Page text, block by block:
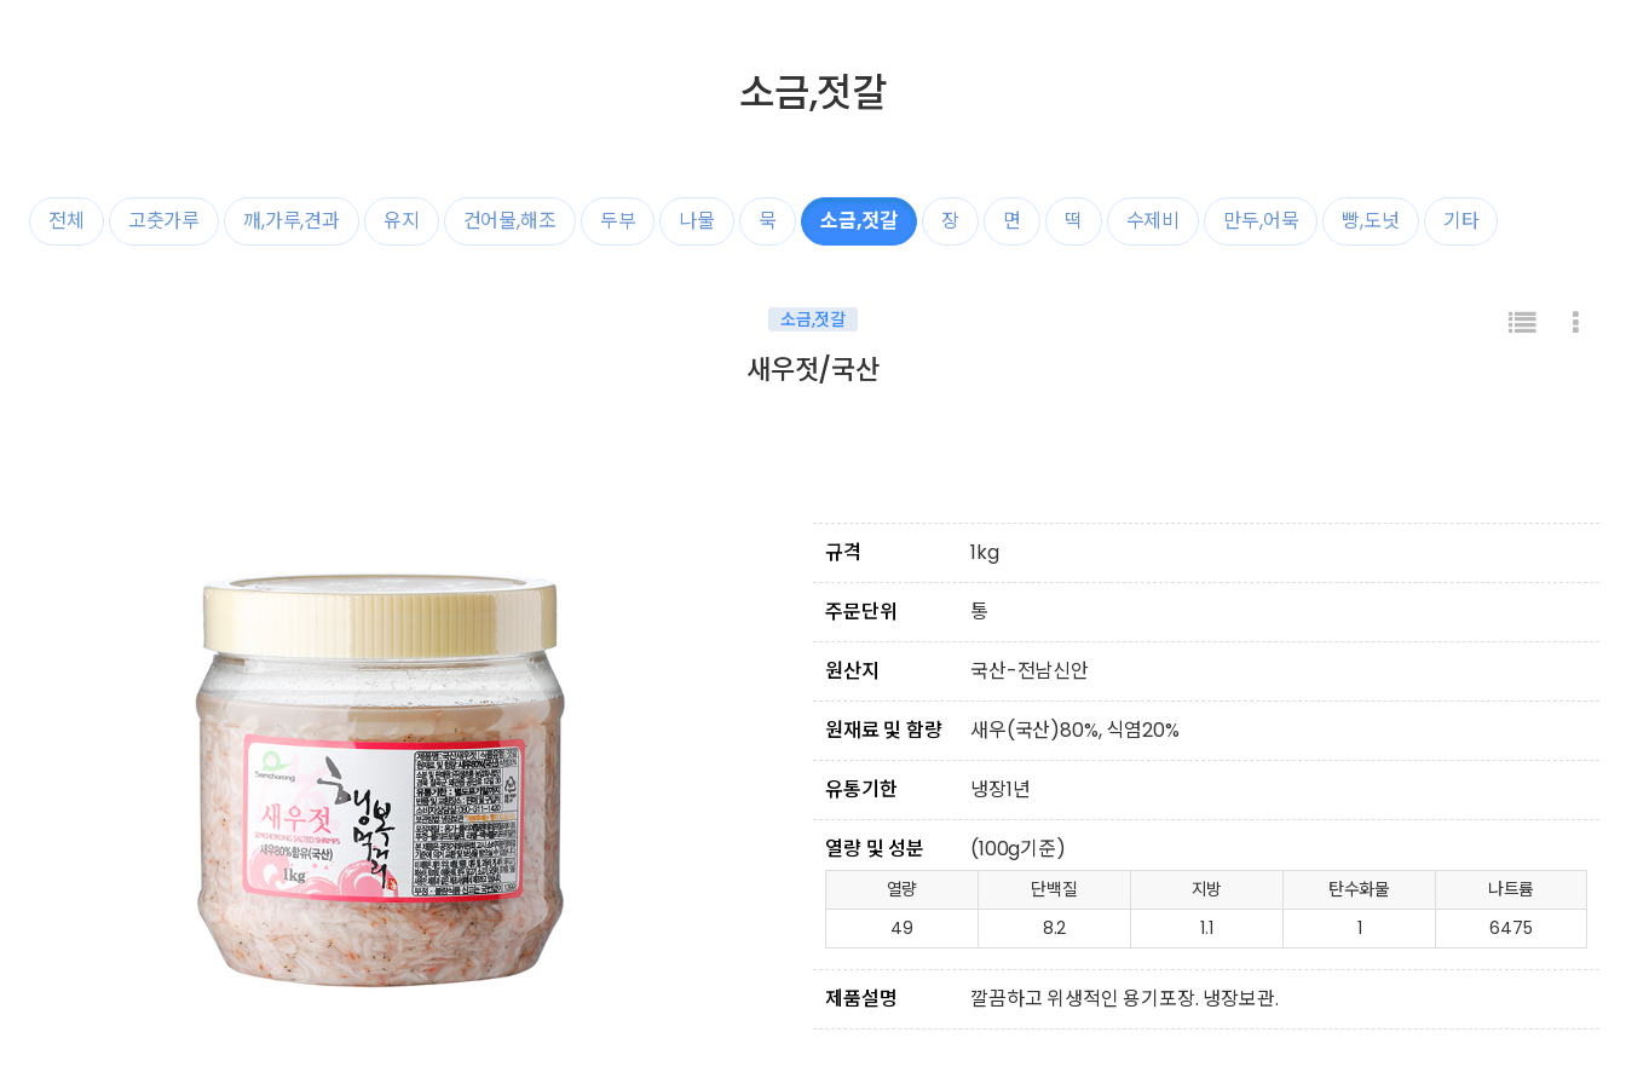
소금,젓갈
전체 고춧가루 깨,가루,견과 유지 건어물,해조 두부 나물 묵 소금,젓갈 장 면 떡 수제비 만두,어묵 빵,도넛 기타
소금,젓갈
새우젓/국산
규격 1kg
주문단위 통
원산지 국산-전남신안
원재료 및 함량 새우(국산)80%, 식염20%
유통기한 냉장1년
열량 및 성분 (100g기준)
열량 단백질 지방 탄수화물
나트륨
49
8.2 1.1 1 6475
제품설명 깔끔하고 위생적인 용기포장. 냉장보관.